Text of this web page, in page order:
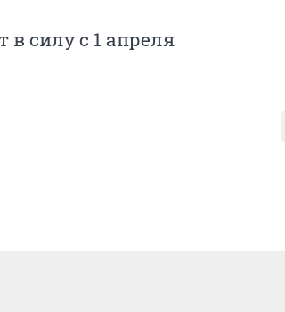
силу с 1 апреля